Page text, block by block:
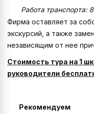
Работа транспорта:
Фирма оставляет за
экскурсий, а также
независящим от нее
Стоимость тура на 1
руководители
Рекомендуем